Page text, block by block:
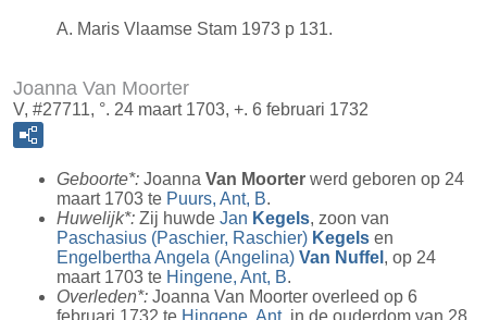
A. Maris Vlaamse Stam 1973 p 131.
Joanna Van Moorter
V, #27711, °. 24 maart 1703, +. 6 februari 1732
Geboorte*: Joanna Van Moorter werd geboren op 24
maart 1703 te Puurs, Ant, B.
Huwelijk*: Zij huwde Jan Kegels, zoon van
Paschasius (Paschier, Raschier) Kegels en
Engelbertha Angela (Angelina) Van Nuffel , op 24
maart 1703 te Hingene, Ant, B.
Overleden*: Joanna Van Moorter overleed op 6
februari 1732 te Hingene, Ant, in de ouderdom van 28.